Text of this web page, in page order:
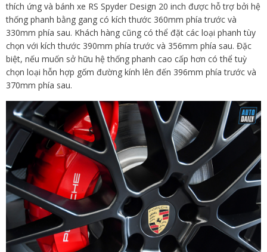
thích ứng và bánh xe RS Spyder Design 20 inch được hỗ trợ bởi hệ
thống phanh bằng gang có kích thước 360mm phía trước và
330mm phía sau. Khách hàng cũng có thể đặt các loại phanh tùy
chọn với kích thước 390mm phía trước và 356mm phía sau. Đặc
biệt, nếu muốn sở hữu hệ thống phanh cao cấp hơn có thể tuỳ
chọn loại hỗn hợp gốm đường kính lên đến 396mm phía trước và
370mm phía sau.